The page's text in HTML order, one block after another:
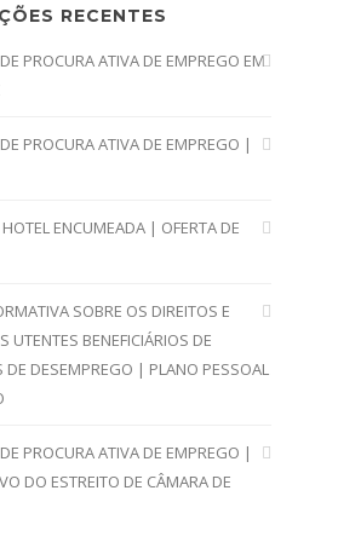
RECENTES
PROCURA ATIVA DE EMPREGO EM
PROCURA ATIVA DE EMPREGO |
ENCUMEADA | OFERTA DE
SOBRE OS DIREITOS E
UTENTES BENEFICIÁRIOS DE
DE DESEMPREGO | PLANO PESSOAL
PROCURA ATIVA DE EMPREGO |
DO ESTREITO DE CÂMARA DE